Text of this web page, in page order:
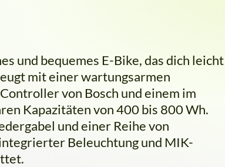
und bequemes E-Bike, das dich leicht
mit einer wartungsarmen
von Bosch und einem im
Kapazitäten von 400 bis 800 Wh.
und einer Reihe von
Beleuchtung und MIK-